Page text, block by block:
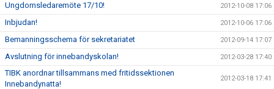
Ungdomsledaremöte 17/10! 2012-10-08 17:06
Inbjudan! 2012-10-06 17:06
Bemanningsschema för sekretariatet 2012-09-14 17:07
Avslutning för innebandyskolan! 2012-03-28 17:40
TIBK anordnar tillsammans med fritidssektionen
Innebandynatta!
2012-03-18 17:41